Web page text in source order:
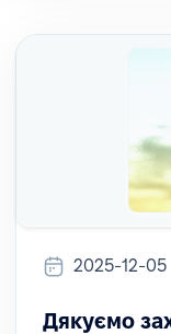
2025-12-05
Дякуємо